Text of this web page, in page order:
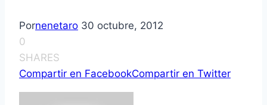
Pornenetaro 30 octubre, 2012
0
SHARES
Compartir en FacebookCompartir en Twitter